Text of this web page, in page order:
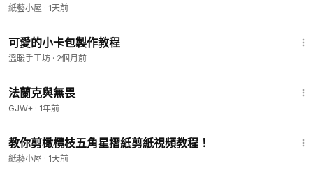
紙藝小屋 · 1天前
可愛的小卡包製作教程
溫暖手工坊 · 2個月前
法蘭克與無畏
GJW+ · 1年前
教你剪橄欖枝五角星摺紙剪紙視頻教程！
紙藝小屋 · 1天前